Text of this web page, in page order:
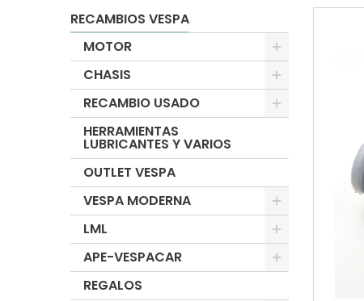
RECAMBIOS VESPA
MOTOR
CHASIS
RECAMBIO USADO
HERRAMIENTAS
LUBRICANTES Y VARIOS
OUTLET VESPA
VESPA MODERNA
LML
APE-VESPACAR
REGALOS